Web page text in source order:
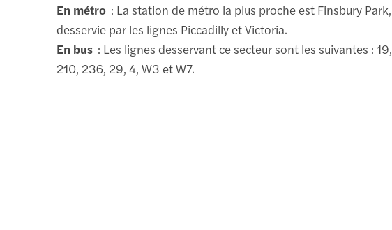
En métro : La station de métro la plus proche est Finsbury Park,
desservie par les lignes Piccadilly et Victoria.
En bus : Les lignes desservant ce secteur sont les suivantes : 19,
210, 236, 29, 4, W3 et W7.